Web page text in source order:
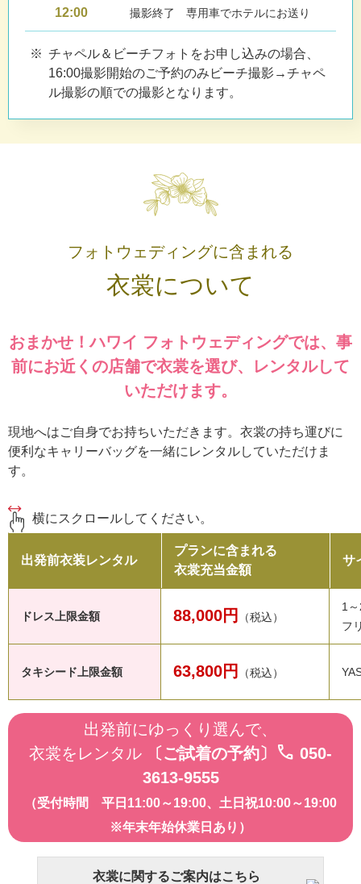
12:00 撮影終了 専用車でホテルにお送り
チャペル＆ビーチフォトをお申し込みの場合、
16:00撮影開始のご予約のみビーチ撮影→チャペ
ル撮影の順での撮影となります。
フォトウェディングに含まれる
衣裳について
おまかせ！ハワイ フォトウェディングでは、 事
前にお近くの店舗で衣裳を選び、レンタルして
いただけます。
現地へはご自身でお持ちいただきます。衣裳の持ち運びに
便利なキャリーバッグを一緒にレンタルしていただけま
す。
横にスクロールしてください。
出発前衣装レンタル
プランに含まれる
衣裳充当金額
サ
ドレス上限金額 88,000円 （税込）
1
フ
タキシード上限金額 63,800円 （税込）
出発前にゆっくり選んで、
衣裳をレンタル
〔ご試着の予約〕 call 050-
3613-9555
（受付時間 平日11:00～19:00、土日祝10:00～19:00
※年末年始休業日あり）
衣裳に関するご案内はこちら